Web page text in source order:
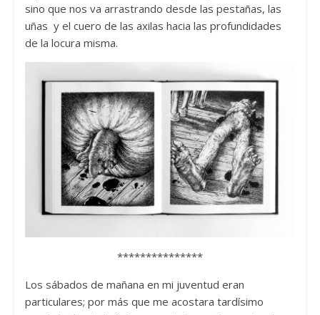
sino que nos va arrastrando desde las pestañas, las
uñas y el cuero de las axilas hacia las profundidades
de la locura misma.
***************
Los sábados de mañana en mi juventud eran
particulares; por más que me acostara tardísimo